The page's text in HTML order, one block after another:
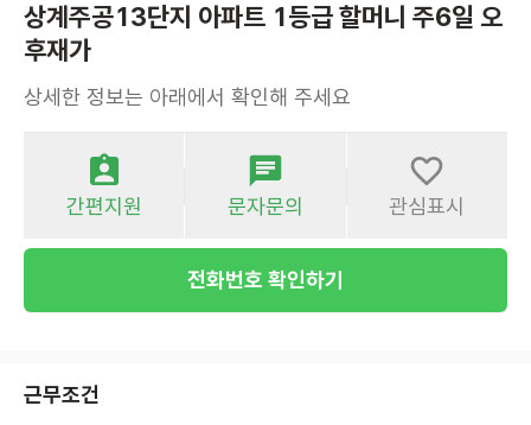
상계주공13단지 아파트 1등급 할머니 주6일 오
후재가
상세한 정보는 아래에서 확인해 주세요
간편지원 문자문의 관심표시
전화번호 확인하기
근무조건